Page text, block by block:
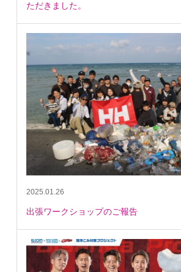
ただきました。
2025.01.26
出張ワークショップのご報告